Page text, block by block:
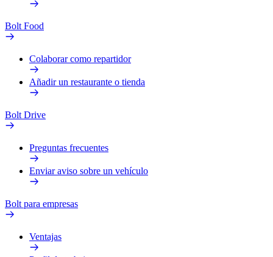
Bolt Food
Colaborar como repartidor
Añadir un restaurante o tienda
Bolt Drive
Preguntas frecuentes
Enviar aviso sobre un vehículo
Bolt para empresas
Ventajas